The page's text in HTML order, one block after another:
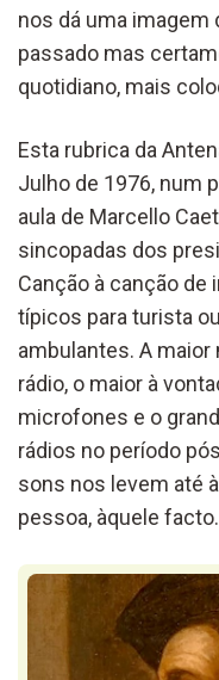
nos dá uma
passado mas
quotidiano, mais
Esta rubrica da
Julho de 1976, num
aula de Marcello
sincopadas dos
Canção à canção
típicos para turista
ambulantes. A
rádio, o maior à
microfones e o
rádios no período
sons nos levem até
pessoa, àquele facto.